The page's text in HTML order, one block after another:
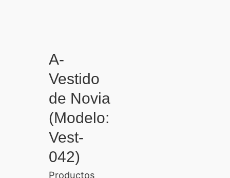
A-
Vestido
de Novia
(Modelo:
Vest-
042)
Productos